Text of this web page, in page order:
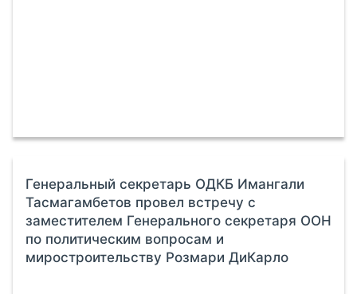
Генеральный секретарь ОДКБ Имангали
Тасмагамбетов провел встречу с
заместителем Генерального секретаря ООН
по политическим вопросам и
миростроительству Розмари ДиКарло